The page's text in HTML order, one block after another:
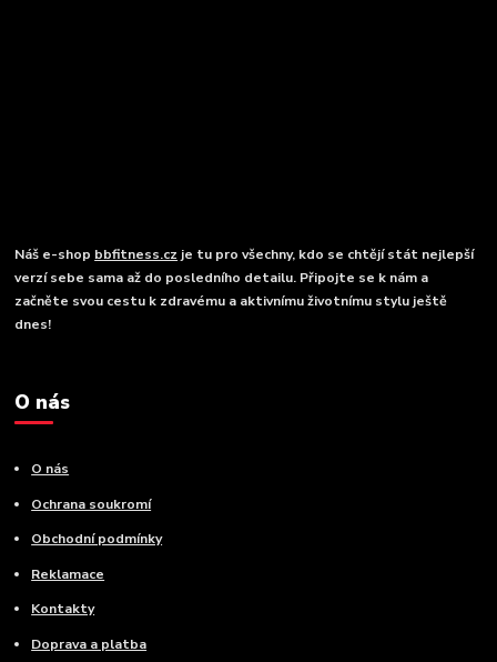
Náš e-shop bbfitness.cz je tu pro všechny, kdo se chtějí stát nejlepší
verzí sebe sama až do posledního detailu. Připojte se k nám a
začněte svou cestu k zdravému a aktivnímu životnímu stylu ještě
dnes!
O nás
O nás
Ochrana soukromí
Obchodní podmínky
Reklamace
Kontakty
Doprava a platba